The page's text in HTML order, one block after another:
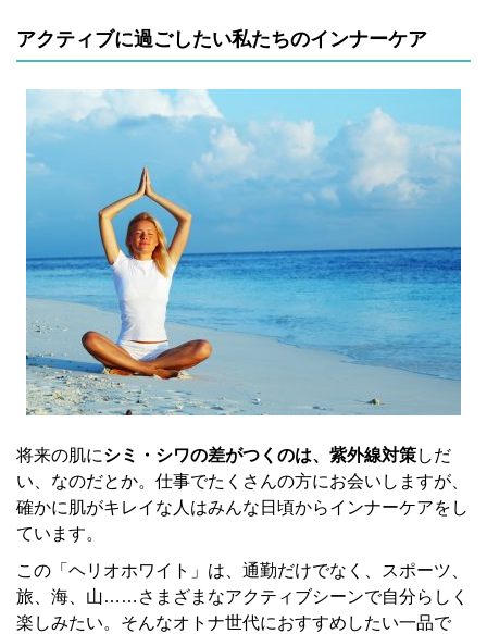
アクティブに過ごしたい私たちのインナーケア
将来の肌にシミ・シワの差がつくのは、紫外線対策しだ
い、なのだとか。仕事でたくさんの方にお会いしますが、
確かに肌がキレイな人はみんな日頃からインナーケアをし
ています。
この「ヘリオホワイト」は、通勤だけでなく、スポーツ、
旅、海、山……さまざまなアクティブシーンで自分らしく
楽しみたい。そんなオトナ世代におすすめしたい一品で